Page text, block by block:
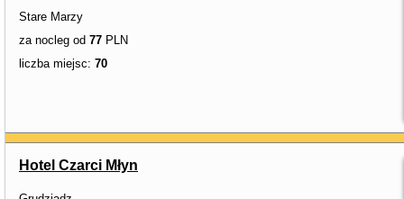
Stare Marzy
za nocleg od 77 PLN
liczba miejsc: 70
Hotel Czarci Młyn